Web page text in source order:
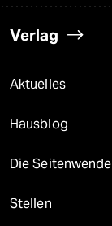
Verlag
Aktuelles
Hausblog
Die Seitenwende
Stellen